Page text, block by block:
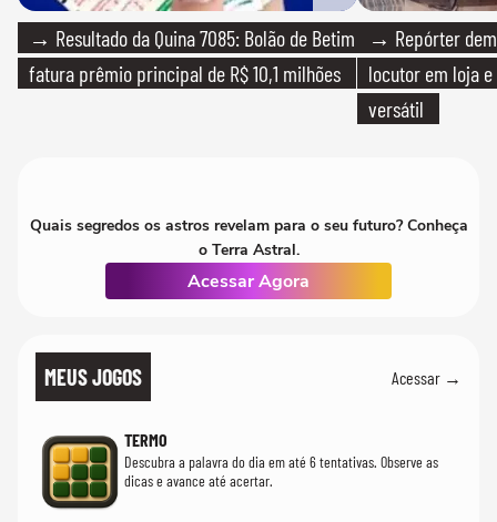
→ Resultado da Quina 7085: Bolão de Betim
fatura prêmio principal de R$ 10,1 milhões
→ Repórter
locutor em loja
versátil
Quais segredos os astros revelam para o seu futuro? Conheça
o Terra Astral.
Acessar Agora
MEUS JOGOS Acessar →
TERMO
Descubra a palavra do dia em até 6 tentativas. Observe as
dicas e avance até acertar.